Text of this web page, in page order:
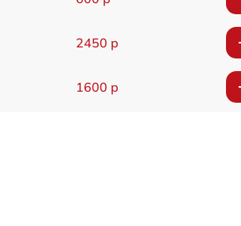
2450 р
1600 р